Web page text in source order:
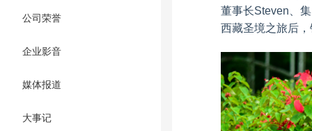
公司荣誉
企业影音
媒体报道
大事记
董事长Steven、
西藏圣境之旅后